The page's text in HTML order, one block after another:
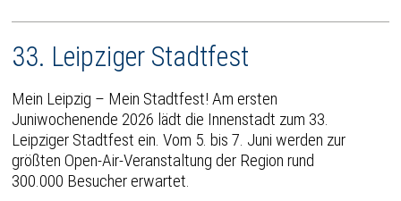
33. Leipziger Stadtfest
Mein Leipzig – Mein Stadtfest! Am ersten
Juniwochenende 2026 lädt die Innenstadt zum 33.
Leipziger Stadtfest ein. Vom 5. bis 7. Juni werden zur
größten Open-Air-Veranstaltung der Region rund
300.000 Besucher erwartet.